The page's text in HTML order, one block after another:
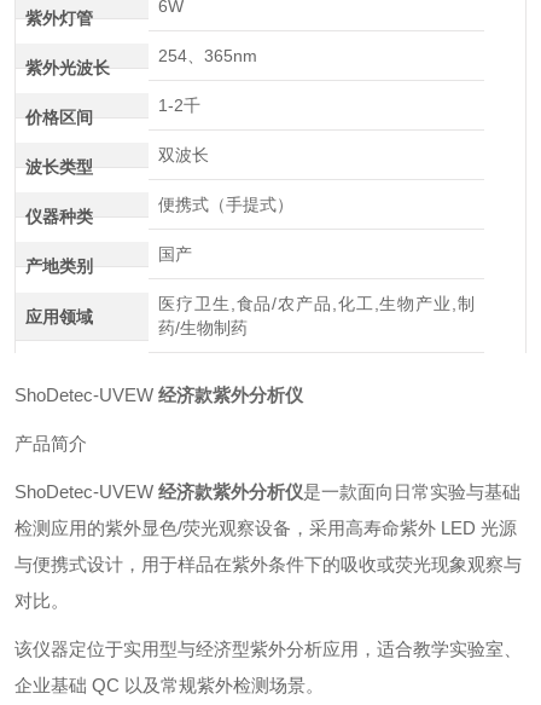
紫外灯管
6W
紫外光波长
254、365nm
价格区间
1-2千
波长类型
双波长
仪器种类
便携式（手提式）
产地类别
国产
应用领域
医疗卫生,食品/农产品,化工,生物产业,制
药/生物制药
ShoDetec-UVEW 经济款紫外分析仪
产品简介
ShoDetec-UVEW 经济款紫外分析仪是一款面向日常实验与基础
检测应用的紫外显色/荧光观察设备，采用高寿命紫外 LED 光源
与便携式设计，用于样品在紫外条件下的吸收或荧光现象观察与
对比。
该仪器定位于实用型与经济型紫外分析应用，适合教学实验室、
企业基础 QC 以及常规紫外检测场景。